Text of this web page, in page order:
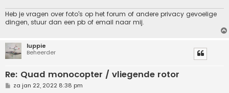
Heb je vragen over foto's op het forum of andere privacy gevoelige
dingen, stuur dan een pb of email naar mij.
luppie
Beheerder
Re: Quad monocopter / vliegende rotor
Bza jan 22, 2022 8:38 pm